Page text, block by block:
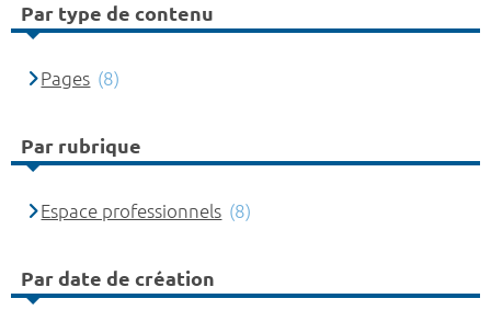
Par type de contenu
Pages (8)
Par rubrique
Espace professionnels (8)
Par date de création